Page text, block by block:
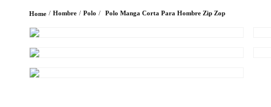
Hombre Polo Polo Manga Corta Para Hombre Zip Zop